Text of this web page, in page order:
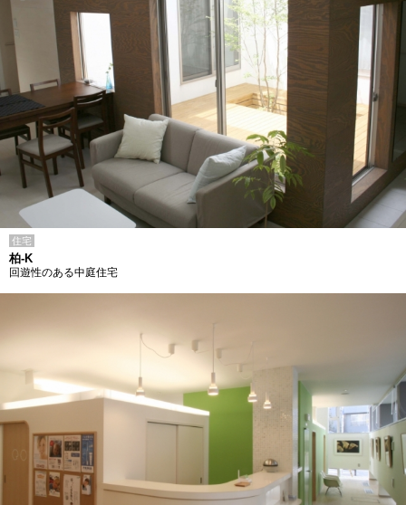
住宅
柏-K
回遊性のある中庭住宅